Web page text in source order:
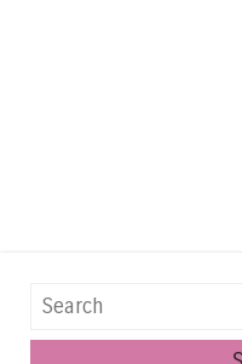
Search